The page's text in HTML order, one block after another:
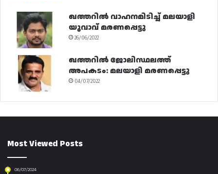
ഖത്തറിൽ വാഹനമിടിച്ച് മലയാളി
യുവാവ് മരണപ്പെട്ടു
26/06/2022
ഖത്തറിൽ ജോലിസ്ഥലത്ത്
അപകടം: മലയാളി മരണപ്പെട്ടു
04/07/2022
Most Viewed Posts
06/07/2024